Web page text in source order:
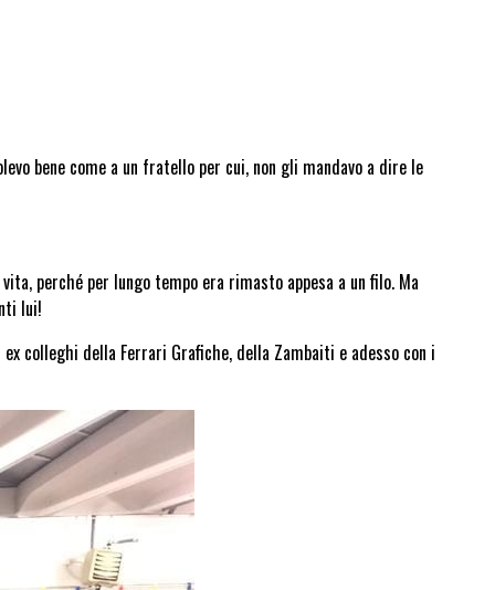
bene come a un fratello per cui, non gli mandavo a dire le
perché per lungo tempo era rimasto appesa a un filo. Ma
lui!
colleghi della Ferrari Grafiche, della Zambaiti e adesso con i